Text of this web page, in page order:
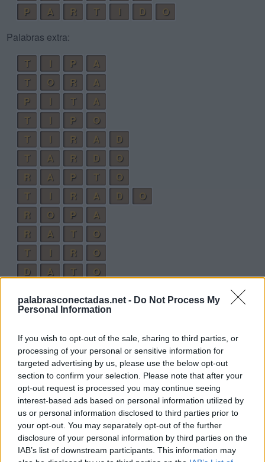
palabrasconectadas.net - Do Not Process My
Personal Information
If you wish to opt-out of the sale, sharing to third parties, or
processing of your personal or sensitive information for
targeted advertising by us, please use the below opt-out
section to confirm your selection. Please note that after your
opt-out request is processed you may continue seeing
interest-based ads based on personal information utilized by
us or personal information disclosed to third parties prior to
your opt-out. You may separately opt-out of the further
disclosure of your personal information by third parties on the
IAB’s list of downstream participants. This information may
P
A R T D
O
Palabras extra:
T
P
A
T
O R
A
P
T
A
T
P
O
T
R A
D
T
A R D
O
R
A P T
O
T
I R A D
O
R
O P
A
R
A T
O
T
I R
O
D
A T
O
P
A T
O
P
A R
O
T
R I
O
R
O D
A
D
O T
A
T
O P
A
P
O D
A